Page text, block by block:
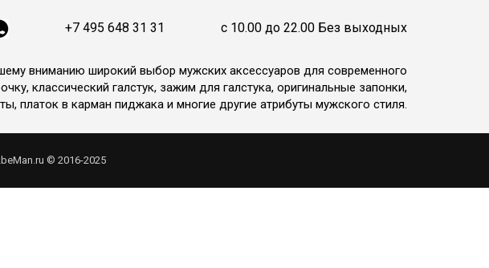
+7 495 648 31 31 c 10.00 до 22.00 Без выходных
вниманию широкий выбор мужских аксессуаров для современного
классический галстук, зажим для галстука, оригинальные запонки,
платок в карман пиджака и многие другие атрибуты мужского стиля.
© 2016-2025